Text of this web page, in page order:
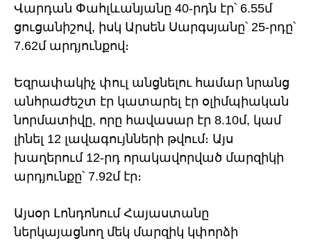
Վարդան Փահլևանյանը 40-րդն էր՝ 6.55մ
ցուցանիշով, իսկ Արսեն Սարգսյանը՝ 25-րդը՝
7.62մ արդյունքով։
Եզրափակիչ փուլ անցնելու համար նրանց
անհրաժեշտ էր կատարել էր օլիմպիական
նորմատիվը, որը հավասար էր 8.10մ, կամ
լինել 12 լավագույնների թվում։ Այս
խաղերում 12-րդ որակավորված մարզիկի
արդյունքը՝ 7.92մ էր։
Այսօր Լոնդոնում Հայաստանը
ներկայացնող մեկ մարզիկ կփորձի